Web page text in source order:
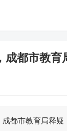
成都市教育
成都市教育局